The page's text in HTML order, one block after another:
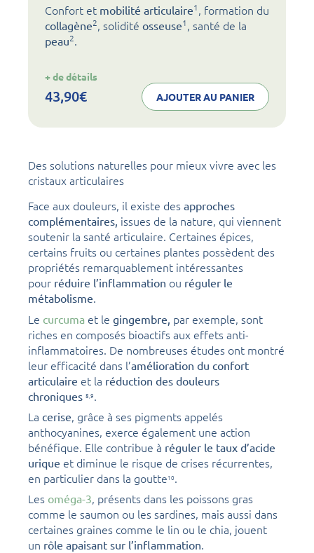
Confort et mobilité articulaire1, formation du
collagène2, solidité osseuse1, santé de la
peau2.
+ de détails
collagen
articulations
43,90€ AJOUTER AU PANIER
Des solutions naturelles pour mieux vivre avec les
cristaux articulaires
Face aux douleurs, il existe des approches
complémentaires, issues de la nature, qui viennent
soutenir la santé articulaire. Certaines épices,
certains fruits ou certaines plantes possèdent des
propriétés remarquablement intéressantes
pour réduire l’inflammation ou réguler le
métabolisme.
Le curcuma et le gingembre, par exemple, sont
riches en composés bioactifs aux effets anti-
inflammatoires. De nombreuses études ont montré
leur efficacité dans l’amélioration du confort
articulaire et la réduction des douleurs
chroniques 8, 9.
La cerise, grâce à ses pigments appelés
anthocyanines, exerce également une action
bénéfique. Elle contribue à réguler le taux d’acide
urique et diminue le risque de crises récurrentes,
en particulier dans la goutte10.
Les oméga-3, présents dans les poissons gras
comme le saumon ou les sardines, mais aussi dans
certaines graines comme le lin ou le chia, jouent
un rôle apaisant sur l’inflammation.